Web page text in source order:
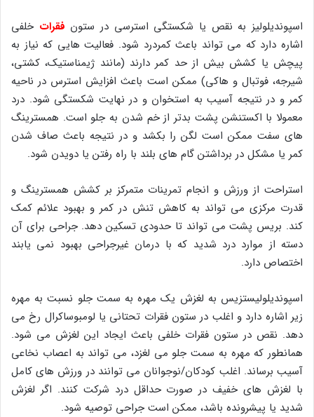
اسپوندیلولیز به نقص یا شکستگی استرسی در ستون فقرات خلفی
اشاره دارد که می تواند باعث کمردرد شود. فعالیت هایی که نیاز به
پیچش یا کشش بیش از حد کمر دارند (مانند ژیمناستیک، کشتی،
شیرجه، فوتبال و هاکی) ممکن است باعث افزایش استرس در ناحیه
کمر و در نتیجه آسیب به استخوان و در نهایت شکستگی شود. درد
معمولا با اکستنشن پشت بدتر از خم شدن به جلو است. همسترینگ
های سفت ممکن است لگن را بکشد و در نتیجه باعث صاف شدن
کمر یا مشکل در برداشتن گام های بلند با راه رفتن یا دویدن شود.
استراحت از ورزش و انجام تمرینات متمرکز بر کشش همسترینگ و
قدرت مرکزی می تواند به کاهش تنش در کمر و بهبود علائم کمک
کند. بریس پشت می تواند تا حدودی تسکین دهد. جراحی برای آن
دسته از موارد درد شدید که با درمان غیرجراحی بهبود نمی یابند
اختصاص دارد.
اسپوندیلولیستزیس به لغزش یک مهره به سمت جلو نسبت به مهره
زیر اشاره دارد و اغلب در ستون فقرات تحتانی یا لومبوساکرال رخ می
دهد. نقص در ستون فقرات خلفی باعث ایجاد این لغزش می شود.
همانطور که مهره به سمت جلو می لغزد، می تواند به اعصاب نخاعی
آسیب برساند. اغلب کودکان/نوجوانان می توانند در ورزش های کامل
با لغزش های خفیف در صورت حداقل درد شرکت کنند. اگر لغزش
شدید یا پیشرونده باشد، ممکن است جراحی توصیه شود.